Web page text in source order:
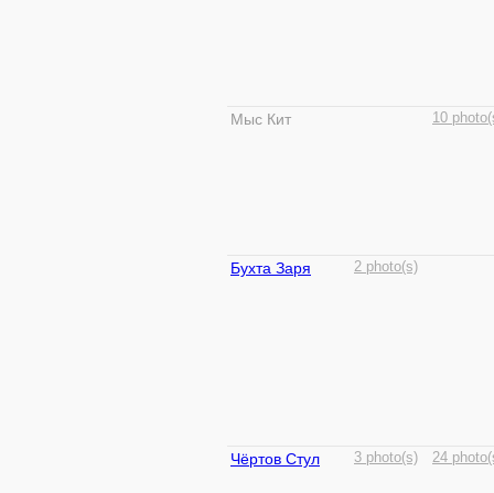
Мыс Кит 10
Бухта Заря 2 photo(s)
Чёртов Стул 3 photo(s) 24